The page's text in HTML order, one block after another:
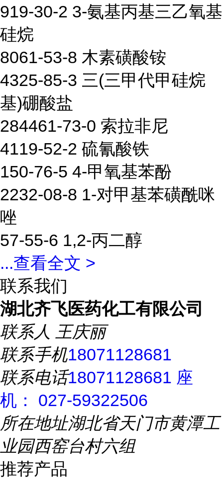
919-30-2 3-氨基丙基三乙氧基
硅烷
8061-53-8 木素磺酸铵
4325-85-3 三(三甲代甲硅烷
基)硼酸盐
284461-73-0 索拉非尼
4119-52-2 硫氰酸铁
150-76-5 4-甲氧基苯酚
2232-08-8 1-对甲基苯磺酰咪
唑
57-55-6 1,2-丙二醇
...查看全文 >
联系我们
湖北齐飞医药化工有限公司
联系人 王庆丽
联系手机18071128681
联系电话18071128681 座
机： 027-59322506
所在地址湖北省天门市黄潭工
业园西窑台村六组
推荐产品